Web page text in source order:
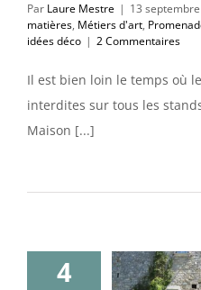
Par Laure Mestre | 13
matières, Métiers d'art,
idées déco | 2 Commentaires
Il est bien loin le temps où
interdites sur tous les
Maison [...]
4
dans